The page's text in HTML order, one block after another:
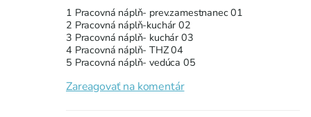
1 Pracovná náplň- prev.zamestnanec 01
2 Pracovná náplň-kuchár 02
3 Pracovná náplň- kuchár 03
4 Pracovná náplň- THZ 04
5 Pracovná náplň- vedúca 05
Zareagovať na komentár